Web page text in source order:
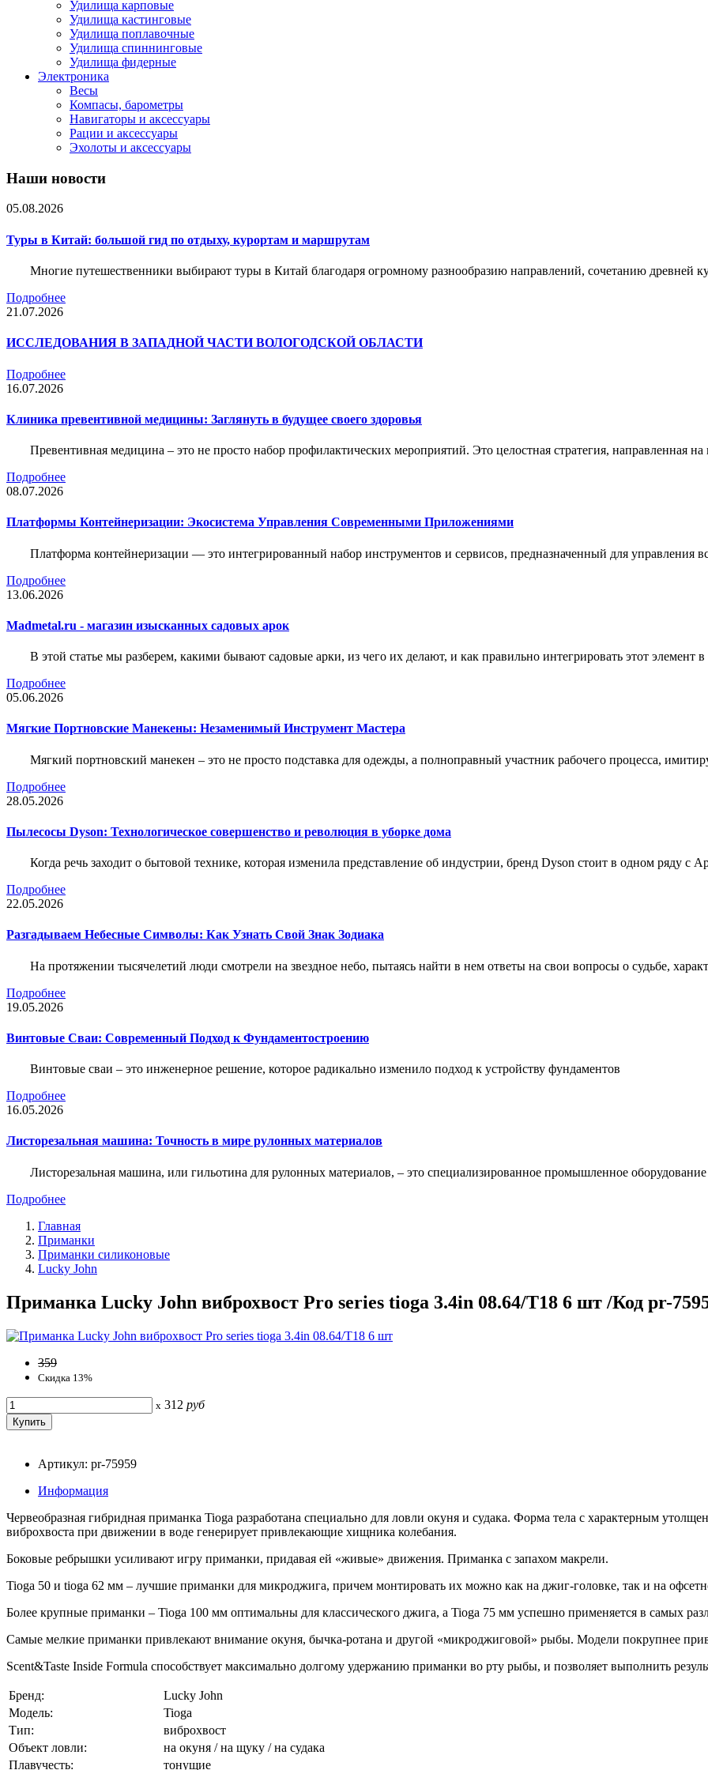
Удилища карповые
Удилища кастинговые
Удилища поплавочные
Удилища спиннинговые
Удилища фидерные
Электроника
Весы
Компасы, барометры
Навигаторы и аксессуары
Рации и аксессуары
Эхолоты и аксессуары
Наши новости
05.08.2026
Туры в Китай: большой гид по отдыху, курортам и маршрутам
Многие путешественники выбирают туры в Китай благодаря огромному разнообразию направлений, сочетанию древней
Подробнее
21.07.2026
ИССЛЕДОВАНИЯ В ЗАПАДНОЙ ЧАСТИ ВОЛОГОДСКОЙ ОБЛАСТИ
Подробнее
16.07.2026
Клиника превентивной медицины: Заглянуть в будущее своего здоровья
Превентивная медицина – это не просто набор профилактических мероприятий. Это целостная стратегия, направленная
Подробнее
08.07.2026
Платформы Контейнеризации: Экосистема Управления Современными Приложениями
Платформа контейнеризации — это интегрированный набор инструментов и сервисов, предназначенный для
Подробнее
13.06.2026
Madmetal.ru - магазин изысканных садовых арок
В этой статье мы разберем, какими бывают садовые арки, из чего их делают, и как правильно интегрировать этот элемент
Подробнее
05.06.2026
Мягкие Портновские Манекены: Незаменимый Инструмент Мастера
Мягкий портновский манекен – это не просто подставка для одежды, а полноправный участник рабочего процесса,
Подробнее
28.05.2026
Пылесосы Dyson: Технологическое совершенство и революция в уборке дома
Когда речь заходит о бытовой технике, которая изменила представление об индустрии, бренд Dyson стоит в одном ряду с
Подробнее
22.05.2026
Разгадываем Небесные Символы: Как Узнать Свой Знак Зодиака
На протяжении тысячелетий люди смотрели на звездное небо, пытаясь найти в нем ответы на свои вопросы о судьбе,
Подробнее
19.05.2026
Винтовые Сваи: Современный Подход к Фундаментостроению
Винтовые сваи – это инженерное решение, которое радикально изменило подход к устройству фундаментов
Подробнее
16.05.2026
Листорезальная машина: Точность в мире рулонных материалов
Листорезальная машина, или гильотина для рулонных материалов, – это специализированное промышленное оборудование
Подробнее
Главная
Приманки
Приманки силиконовые
Lucky John
Приманка Lucky John виброхвост Pro series tioga 3.4in 08.64/T18 6 шт /Код pr-
359
Скидка 13%
x 312 руб
Артикул: pr-75959
Информация
Червеобразная гибридная приманка Tioga разработана специально для ловли окуня и судака. Форма тела с характерным
виброхвоста при движении в воде генерирует привлекающие хищника колебания.
Боковые ребрышки усиливают игру приманки, придавая ей «живые» движения. Приманка с запахом макрели.
Tioga 50 и tioga 62 мм – лучшие приманки для микроджига, причем монтировать их можно как на джиг-головке, так и на
Более крупные приманки – Tioga 100 мм оптимальны для классического джига, а Tioga 75 мм успешно применяется в самых
Самые мелкие приманки привлекают внимание окуня, бычка-ротана и другой «микроджиговой» рыбы. Модели покрупнее
Scent&Taste Inside Formula способствует максимально долгому удержанию приманки во рту рыбы, и позволяет выполнить
Бренд:
Lucky John
Модель:
Tioga
Тип:
виброхвост
Объект ловли:
на окуня / на щуку / на судака
Плавучесть:
тонущие